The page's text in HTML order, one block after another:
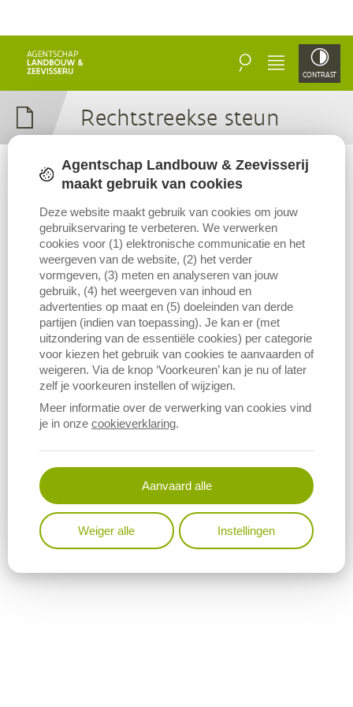
ZOEKEN MENU CONTRAST
Recht­streek­se steun
Rechtstreekse steun is de inkomenssteun die de landbouwers
ontvangen vanuit de eerste pijler van het Europese
landbouwbeleid (= markt- en inkomenssteun).
Van 2015 tot en met 2022 bestond die uit een bedrijfstoeslag, een
vergroeningspremie, een betaling voor jonge landbouwers, en een
steun voor zoogkoeienhouderij.
Vanaf 2023, met ingang van een nieuw GLB, gaat het om een
basinkomenssteun, een betaling voor jonge landbouwers, een
hervormde steun voor zoogkoeienhouderij, en twee nieuwe
componenten: een herverdelende betaling en ecoregelingen. De
rechtstreekse steun is afhankelijk van het naleven van een aantal
randvoorwaarden op het gebied van milieu, natuur, klimaat,
gezondheid en dierenwelzijn.
vinden op de website van het
Agentschap Landbouw en
Zeevisserij
Agentschap Landbouw & Zeevisserij
maakt gebruik van cookies
Deze website maakt gebruik van cookies om jouw
gebruikservaring te verbeteren. We verwerken
cookies voor (1) elektronische communicatie en het
weergeven van de website, (2) het verder
vormgeven, (3) meten en analyseren van jouw
gebruik, (4) het weergeven van inhoud en
advertenties op maat en (5) doeleinden van derde
partijen (indien van toepassing). Je kan er (met
uitzondering van de essentiële cookies) per categorie
voor kiezen het gebruik van cookies te aanvaarden of
weigeren. Via de knop ‘Voorkeuren’ kan je nu of later
zelf je voorkeuren instellen of wijzigen.
Meer informatie over de verwerking van cookies vind
je in onze cookieverklaring.
Aanvaard alle
Weiger alle Instellingen